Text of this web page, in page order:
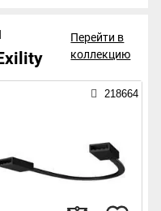
Перейти в
коллекцию
218664